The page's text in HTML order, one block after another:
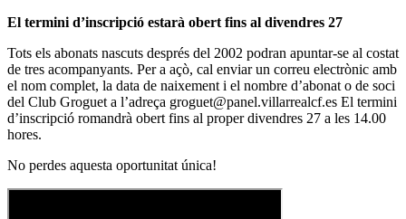
El termini d’inscripció estarà obert fins al divendres 27
Tots els abonats nascuts després del 2002 podran apuntar-se al costat
de tres acompanyants. Per a açò, cal enviar un correu electrònic amb
el nom complet, la data de naixement i el nombre d’abonat o de soci
del Club Groguet a l’adreça groguet@panel.villarrealcf.es El termini
d’inscripció romandrà obert fins al proper divendres 27 a les 14.00
hores.
No perdes aquesta oportunitat única!